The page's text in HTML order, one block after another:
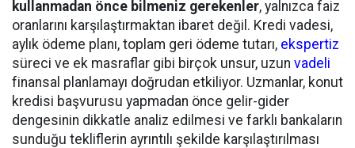
kullanmadan önce bilmeniz gerekenler, yalnızca faiz
oranlarını karşılaştırmaktan ibaret değil. Kredi vadesi,
aylık ödeme planı, toplam geri ödeme tutarı, ekspertiz
süreci ve ek masraflar gibi birçok unsur, uzun vadeli
finansal planlamayı doğrudan etkiliyor. Uzmanlar, konut
kredisi başvurusu yapmadan önce gelir-gider
dengesinin dikkatle analiz edilmesi ve farklı bankaların
sunduğu tekliflerin ayrıntılı şekilde karşılaştırılması